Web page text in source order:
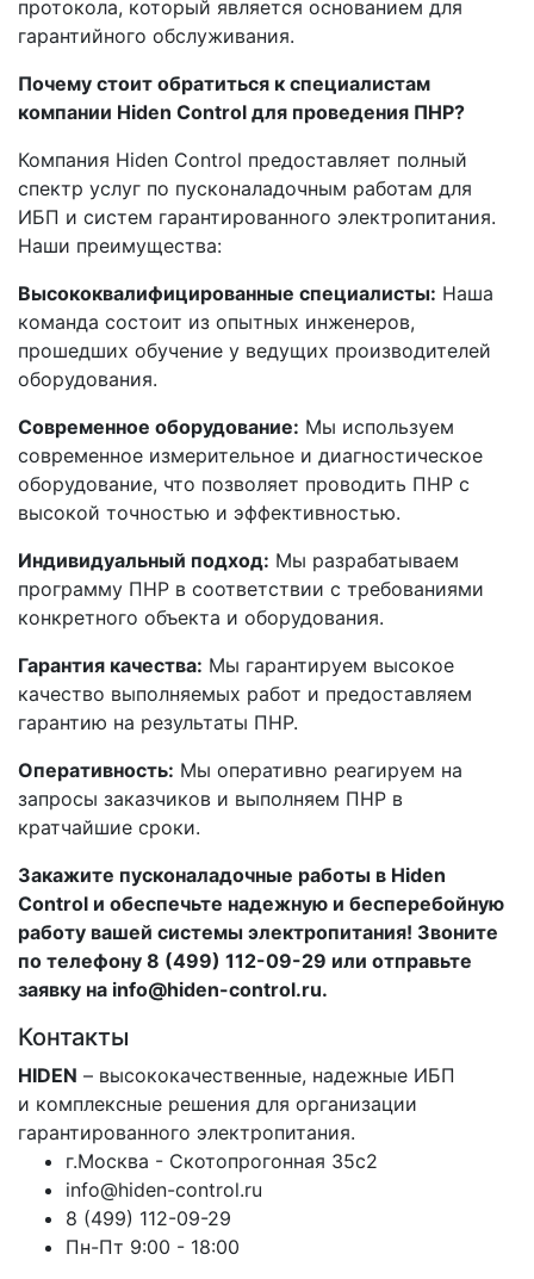
протокола, который является основанием для
гарантийного обслуживания.
Почему стоит обратиться к специалистам
компании Hiden Control для проведения ПНР?
Компания Hiden Control предоставляет полный
спектр услуг по пусконаладочным работам для
ИБП и систем гарантированного электропитания.
Наши преимущества:
Высококвалифицированные специалисты: Наша
команда состоит из опытных инженеров,
прошедших обучение у ведущих производителей
оборудования.
Современное оборудование: Мы используем
современное измерительное и диагностическое
оборудование, что позволяет проводить ПНР с
высокой точностью и эффективностью.
Индивидуальный подход: Мы разрабатываем
программу ПНР в соответствии с требованиями
конкретного объекта и оборудования.
Гарантия качества: Мы гарантируем высокое
качество выполняемых работ и предоставляем
гарантию на результаты ПНР.
Оперативность: Мы оперативно реагируем на
запросы заказчиков и выполняем ПНР в
кратчайшие сроки.
Закажите пусконаладочные работы в Hiden
Control и обеспечьте надежную и бесперебойную
работу вашей системы электропитания! Звоните
по телефону 8 (499) 112-09-29 или отправьте
заявку на info@hiden-control.ru.
Контакты
HIDEN – высококачественные, надежные ИБП
и комплексные решения для организации
гарантированного электропитания.
г.Москва - Скотопрогонная 35с2
info@hiden-control.ru
8 (499) 112-09-29
Пн-Пт 9:00 - 18:00